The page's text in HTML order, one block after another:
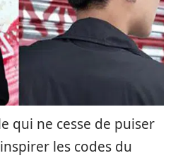
qui ne cesse de puiser
les codes du